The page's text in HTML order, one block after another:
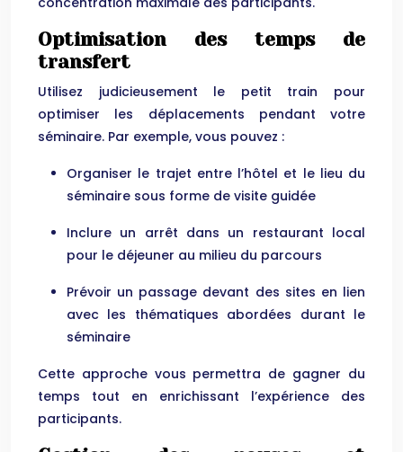
Optimisation des temps de
transfert
Utilisez judicieusement le petit train pour
optimiser les déplacements pendant votre
séminaire. Par exemple, vous pouvez :
Organiser le trajet entre l’hôtel et le lieu du
séminaire sous forme de visite guidée
Inclure un arrêt dans un restaurant local
pour le déjeuner au milieu du parcours
Prévoir un passage devant des sites en lien
avec les thématiques abordées durant le
séminaire
Cette approche vous permettra de gagner du
temps tout en enrichissant l’expérience des
participants.